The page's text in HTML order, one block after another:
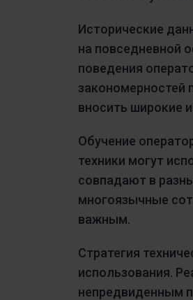
Исторические
на повседневной
поведения
закономерностей
вносить широкие
Обучение
техники могут
совпадают в
многоязычные
важным.
Стратегия
использования.
непредвиденным